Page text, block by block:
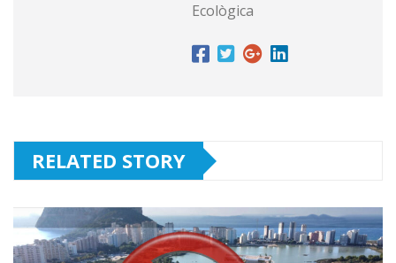
Ecològica
RELATED STORY